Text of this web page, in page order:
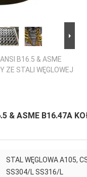
B16.5 & ASME
ZE STALI WĘGLOWEJ
& ASME B16.47A
STAL WĘGLOWA A105,
SS304/L SS316/L